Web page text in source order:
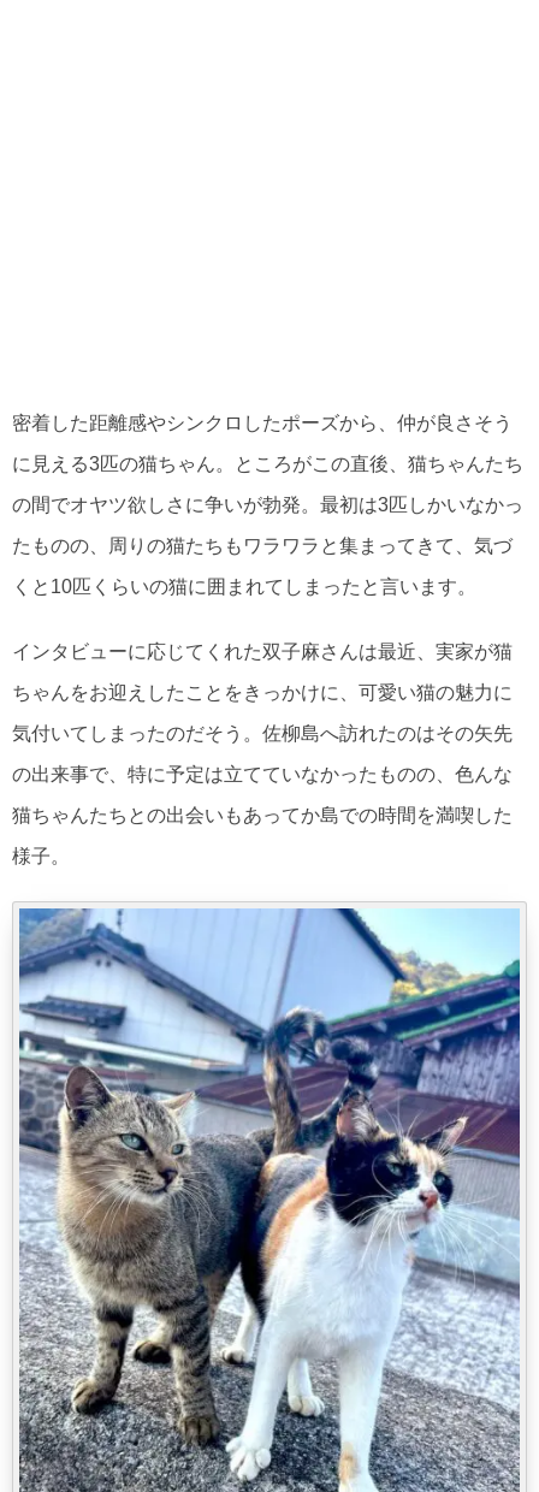
密着した距離感やシンクロしたポーズから、仲が良さそう
に見える3匹の猫ちゃん。ところがこの直後、猫ちゃんたち
の間でオヤツ欲しさに争いが勃発。最初は3匹しかいなかっ
たものの、周りの猫たちもワラワラと集まってきて、気づ
くと10匹くらいの猫に囲まれてしまったと言います。
インタビューに応じてくれた双子麻さんは最近、実家が猫
ちゃんをお迎えしたことをきっかけに、可愛い猫の魅力に
気付いてしまったのだそう。佐柳島へ訪れたのはその矢先
の出来事で、特に予定は立てていなかったものの、色んな
猫ちゃんたちとの出会いもあってか島での時間を満喫した
様子。